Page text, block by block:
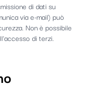
di dati su
via e-mail) può
Non è possibile
di terzi.